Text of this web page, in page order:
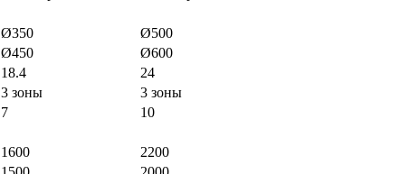
Ø350
Ø500
Ø450
Ø600
18.4
24
3 зоны
3 зоны
7
10
1600
2200